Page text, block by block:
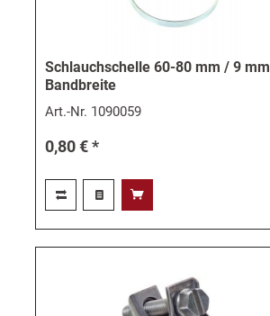
Schlauchschelle 60-80 mm / 9 mm
Bandbreite
Art.-Nr. 1090059
0,80 € *